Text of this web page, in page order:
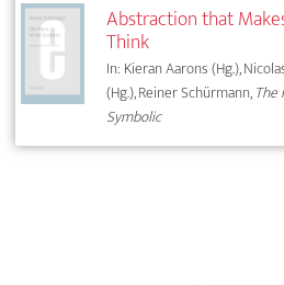
Abstraction that
Think
In: Kieran Aarons (Hg.),
(Hg.), Reiner Schürmann,The
Symbolic